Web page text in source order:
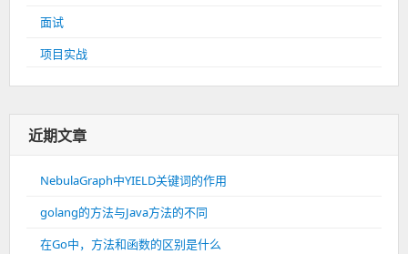
面试
项目实战
近期文章
NebulaGraph中YIELD关键词的作用
golang的方法与Java方法的不同
在Go中，方法和函数的区别是什么